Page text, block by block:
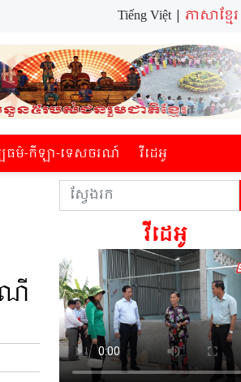
Tiếng Việt | ភាសាខ្មែរ
បធម៌​-កីឡា-ទេស​ចរណ៍​ វីដេអូ
ណី
វីដេអូ